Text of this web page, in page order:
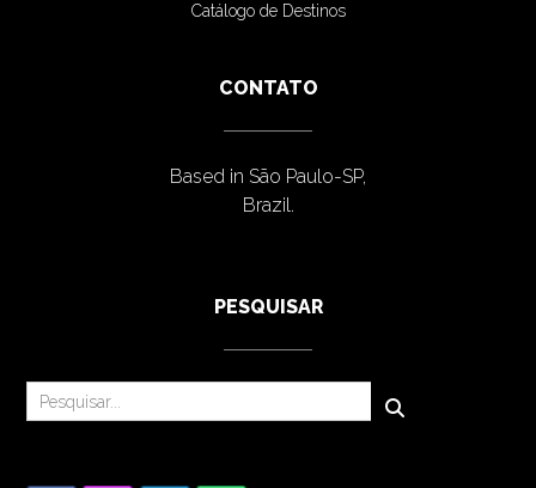
Catálogo de Destinos
CONTATO
Based in São Paulo-SP,
Brazil.
PESQUISAR